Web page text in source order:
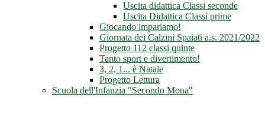
Uscita didattica Classi seconde
Uscita Didattica Classi prime
Giocando impariamo!
Giornata dei Calzini Spaiati a.s. 2021/2022
Progetto 112 classi quinte
Tanto sport e divertimento!
3, 2, 1... è Natale
Progetto Lettura
Scuola dell'Infanzia "Secondo Mona"